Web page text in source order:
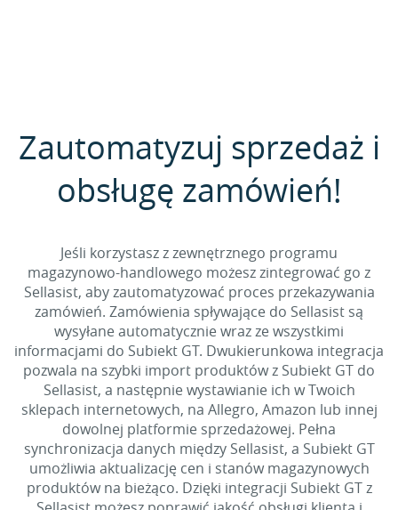
Zautomatyzuj sprzedaż i
obsługę zamówień!
Jeśli korzystasz z zewnętrznego programu
magazynowo-handlowego możesz zintegrować go z
Sellasist, aby zautomatyzować proces przekazywania
zamówień. Zamówienia spływające do Sellasist są
wysyłane automatycznie wraz ze wszystkimi
informacjami do Subiekt GT. Dwukierunkowa integracja
pozwala na szybki import produktów z Subiekt GT do
Sellasist, a następnie wystawianie ich w Twoich
sklepach internetowych, na Allegro, Amazon lub innej
dowolnej platformie sprzedażowej. Pełna
synchronizacja danych między Sellasist, a Subiekt GT
umożliwia aktualizację cen i stanów magazynowych
produktów na bieżąco. Dzięki integracji Subiekt GT z